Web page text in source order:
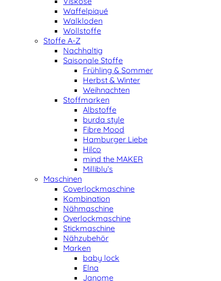
Waffelpiqué
Walkloden
Wollstoffe
Stoffe A-Z
Nachhaltig
Saisonale Stoffe
Frühling & Sommer
Herbst & Winter
Weihnachten
Stoffmarken
Albstoffe
burda style
Fibre Mood
Hamburger Liebe
Hilco
mind the MAKER
Milliblu’s
Maschinen
Coverlockmaschine
Kombination
Nähmaschine
Overlockmaschine
Stickmaschine
Nähzubehör
Marken
baby lock
Elna
Janome